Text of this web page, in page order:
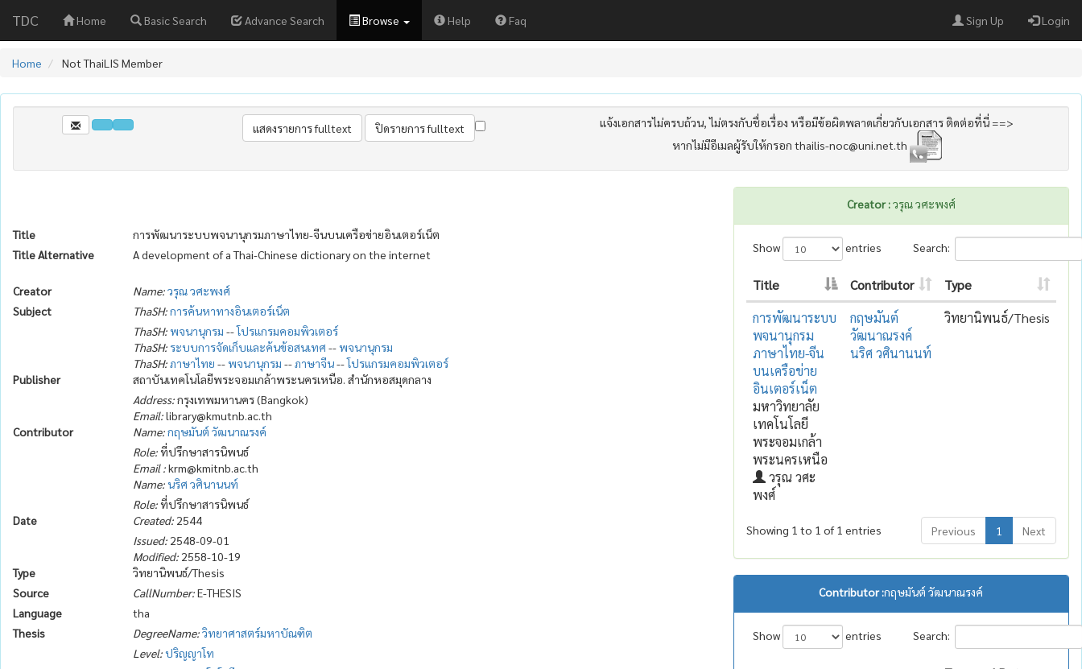
TDC Home Basic Search Advance Search Browse Help Faq Sign Up Login
Home Not ThaiLIS Member
แจ้งเอกสารไม่ครบถ้วน, ไม่ตรงกับชื่อเรื่อง หรือมีข้อผิดพลาดเกี่ยวกับเอกสาร ติดต่อที่นี่ ==>
หากไม่มีอีเมลผู้รับให้กรอก thailis-noc@uni.net.th
Title
การพัฒนาระบบพจนานุกรมภาษาไทย-จีนบนเครือข่ายอินเตอร์เน็ต
Title Alternative
A development of a Thai-Chinese dictionary on the internet
Creator Name:วรุณ วศะพงศ์
Subject
ThaSH:การค้นหาทางอินเตอร์เน็ต
ThaSH:พจนานุกรม --โปรแกรมคอมพิวเตอร์
ThaSH: ระบบการจัดเก็บและค้นข้อสนเทศ --พจนานุกรม
ThaSH:ภาษาไทย --พจนานุกรม --ภาษาจีน--โปรแกรมคอมพิวเตอร์
Publisher
สถาบันเทคโนโลยีพระจอมเกล้าพระนครเหนือ. สำนักหอสมุดกลาง
Address:กรุงเทพมหานคร (Bangkok)
Email:library@kmutnb.ac.th
Contributor
Name:กฤษมันต์ วัฒนาณรงค์
Role:ที่ปรึกษาสารนิพนธ์
Email :krm@kmitnb.ac.th
Name:นริศ วศินานนท์
Role:ที่ปรึกษาสารนิพนธ์
Date
Created: 2544
Issued: 2548-09-01
Modified: 2558-10-19
Type
วิทยานิพนธ์/Thesis
Source
CallNumber:E-THESIS
Language
tha
Thesis
DegreeName:วิทยาศาสตร์มหาบัณฑิต
Level:ปริญญาโท
Creator :วรุณ วศะพงศ์
Show entries Search:
Title Contributor
Type
การพัฒนาระบบ
พจนานุกรม
ภาษาไทย-จีน
บนเครือข่าย
อินเตอร์เน็ต
มหาวิทยาลัย
เทคโนโลยี
พระจอมเกล้า
พระนครเหนือ
วรุณ วศะ
พงศ์
กฤษมันต์
วัฒนาณรงค์
นริศ วศินานนท์
วิทยานิพนธ์/Thesis
Showing 1 to 1 of 1 entries Previous 1 Next
Contributor :กฤษมันต์ วัฒนาณรงค์
Show entries Search: